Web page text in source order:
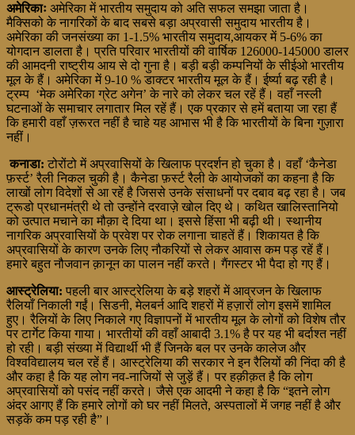
अमेरिकाः अमेरिका में भारतीय समुदाय को अति सफल समझा जाता है।
मैक्सिको के नागरिकों के बाद सबसे बड़ा अप्रवासी समुदाय भारतीय है।
अमेरिका की जनसंख्या का 1-1.5% भारतीय समुदाय,आयकर में 5-6% का
योगदान डालता है। प्रति परिवार भारतीयों की वार्षिक 126000-145000 डालर
की आमदनी राष्ट्रीय आय से दो गुना है। बड़ी बड़ी कम्पनियों के सीईओ भारतीय
मूल के हैं। अमेरिका में 9-10 % डाक्टर भारतीय मूल के हैं। ईर्ष्या बढ़ रही है।
ट्रम्प ‘मेक अमेरिका ग्रेट अगेन’ के नारे को लेकर चल रहें हैं। वहाँ नस्ली
घटनाओं के समाचार लगातार मिल रहें हैं। एक प्रकार से हमें बताया जा रहा हैं
कि हमारी वहाँ ज़रूरत नहीं है चाहे यह आभास भी है कि भारतीयों के बिना गुज़ारा
नहीं।
कनाडा: टोरोंटो में अप्रवासियों के खिलाफ प्रदर्शन हो चुका है। वहाँ ‘कैनेडा
फ़र्स्ट’ रैली निकल चुकी है। कैनेडा फ़र्स्ट रैली के आयोजकों का कहना है कि
लाखों लोग विदेशों से आ रहें है जिससे उनके संसाधनों पर दबाव बढ़ रहा है। जब
ट्रूडो प्रधानमंत्री थे तो उन्होंने दरवाज़े खोल दिए थे। कथित खालिस्तानियो
को उत्पात मचाने का मौक़ा दे दिया था। इससे हिंसा भी बढ़ी थी। स्थानीय
नागरिक अप्रवासियों के प्रवेश पर रोक लगाना चाहतें हैं। शिकायत है कि
अप्रवासियों के कारण उनके लिए नौकरियों से लेकर आवास कम पड़ रहें हैं।
हमारे बहुत नौजवान क़ानून का पालन नहीं करते। गैंगस्टर भी पैदा हो गए हैं।
आस्ट्रेलिया: पहली बार आस्ट्रेलिया के बड़े शहरों में आव्रजन के खिलाफ
रैलियाँ निकाली गईं। सिडनी, मेलबर्न आदि शहरों में हज़ारों लोग इसमें शामिल
हुए। रैलियों के लिए निकाले गए विज्ञापनों में भारतीय मूल के लोगों को विशेष तौर
पर टार्गेट किया गाया। भारतीयों की वहाँ आबादी 3.1% है पर यह भी बर्दाश्त नहीं
हो रही। बड़ी संख्या में विद्यार्थी भी हैं जिनके बल पर उनके कालेज और
विश्वविद्यालय चल रहें हैं। आस्ट्रेलिया की सरकार ने इन रैलियों की निंदा की है
और कहा है कि यह लोग नव-नाजियों से जुड़ें हैं। पर हक़ीक़त है कि लोग
अप्रवासियों को पसंद नहीं करते। जैसे एक आदमी ने कहा है कि “इतने लोग
अंदर आगए हैं कि हमारे लोगों को घर नहीं मिलते, अस्पतालों में जगह नहीं है और
सड़कें कम पड़ रही है”।